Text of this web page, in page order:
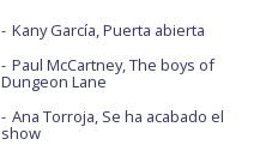
Kany García, Puerta abierta
Paul McCartney, The boys of
Dungeon Lane
Ana Torroja, Se ha acabado el
show